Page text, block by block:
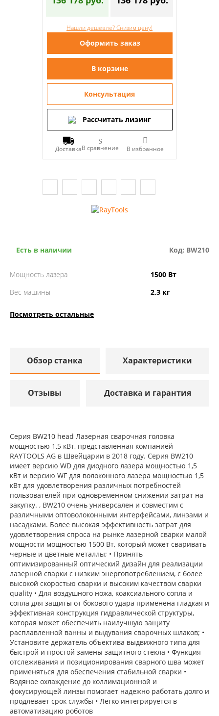
Есть в наличии Код: BW210
Мощность лазера
1500 Вт
Вес машины
2,3 кг
Посмотреть остальные
Нашли дешевле? Снизим цену!
Оформить заказ
В корзине
Консультация
Рассчитать лизинг
ДоставкаВ сравнение
Обзор станка Характеристики
Отзывы Доставка и гарантия
Серия BW210 head Лазерная сварочная головка
мощностью 1,5 кВт, представленная компанией
RAYTOOLS AG в Швейцарии в 2018 году. Серия BW210
имеет версию WD для диодного лазера мощностью 1,5
кВт и версию WF для волоконного лазера мощностью 1,5
кВт для удовлетворения различных потребностей
пользователей при одновременном снижении затрат на
закупку. , BW210 очень универсален и совместим с
различными оптоволоконными интерфейсами, линзами и
насадками. Более высокая эффективность затрат для
удовлетворения спроса на рынке лазерной сварки малой
мощности мощностью 1500 Вт, который может сваривать
черные и цветные металлы; • Принять
оптимизированный оптический дизайн для реализации
лазерной сварки с низким энергопотреблением, с более
высокой скоростью сварки и высоким качеством сварки
quality • Для воздушного ножа, коаксиального сопла и
сопла для защиты от бокового удара применена гладкая и
эффективная конструкция гидравлической структуры,
которая может обеспечить наилучшую защиту
расплавленной ванны и выдувания сварочных шлаков; •
Установите держатель объектива выдвижного типа для
быстрой и простой замены защитного стекла • Функция
отслеживания и позиционирования сварного шва может
применяться для обеспечения стабильной сварки •
Водяное охлаждение до коллимационной и
фокусирующей линзы помогает надежно работать долго и
продлевает срок службы • Легко интегрируется в
автоматизацию роботов